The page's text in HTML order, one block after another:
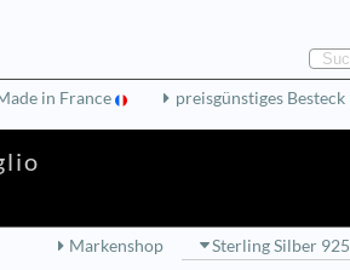
in France preisgünstiges Besteck
Markenshop Sterling Silber 925